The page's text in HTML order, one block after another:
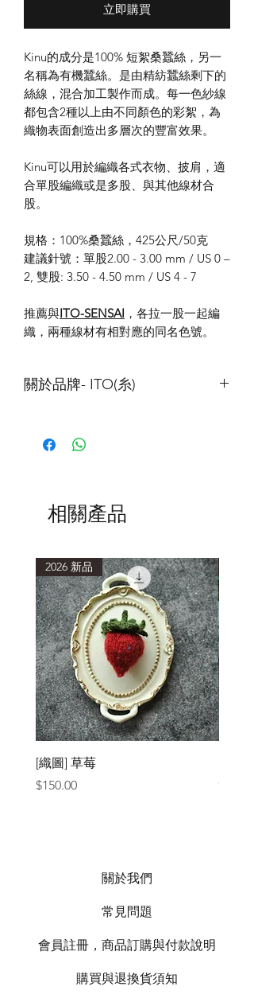
立即購買
Kinu的成分是100% 短絮桑蠶絲，另一
名稱為有機蠶絲。是由精紡蠶絲剩下的
絲線，混合加工製作而成。每一色紗線
都包含2種以上由不同顏色的彩絮，為
織物表面創造出多層次的豐富效果。
Kinu可以用於編織各式衣物、披肩，適
合單股編織或是多股、與其他線材合
股。
規格： 100%桑蠶絲， 425公尺 /50克
建議針號：單股2.00 - 3.00 mm / US 0 –
2, 雙股: 3.50 - 4.50 mm / US 4 - 7
推薦與ITO-SENSAI ，各拉一股一起編
織，兩種線材有相對應的同名色號。
關於品牌- ITO(糸)
透過合股，打造屬於自己風格的紗線
為出發點，這點與我們成立編織工作室
非常重視旗下紗線本身的風格、手
感與品質。他們的用料講究，販售的線
料，在日本製作。
相關產品
2026 新品
[織圖] 草莓
價格
$150.00
價格
關於我們
常見問題
會員註冊，商品訂購與付款說明
購買與退換貨須知